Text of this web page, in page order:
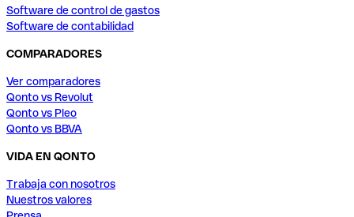
Software de control de gastos
Software de contabilidad
COMPARADORES
Ver comparadores
Qonto vs Revolut
Qonto vs Pleo
Qonto vs BBVA
VIDA EN QONTO
Trabaja con nosotros
Nuestros valores